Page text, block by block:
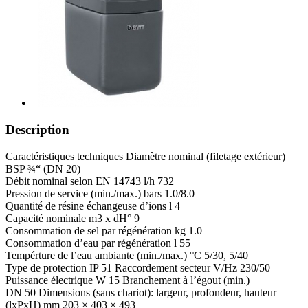
Description
Caractéristiques techniques Diamètre nominal (filetage extérieur)
BSP ¾“ (DN 20)
Débit nominal selon EN 14743 l/h 732
Pression de service (min./max.) bars 1.0/8.0
Quantité de résine échangeuse d’ions l 4
Capacité nominale m3 x dH° 9
Consommation de sel par régénération kg 1.0
Consommation d’eau par régénération l 55
Tempérture de l’eau ambiante (min./max.) °C 5/30, 5/40
Type de protection IP 51 Raccordement secteur V/Hz 230/50
Puissance électrique W 15 Branchement à l’égout (min.)
DN 50 Dimensions (sans chariot): largeur, profondeur, hauteur
(lxPxH) mm 203 × 403 × 493